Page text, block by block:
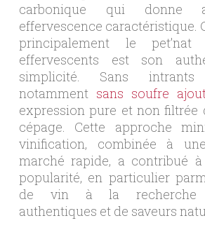
carbonique qui
effervescence caractéristique.
principalement le pet’nat
effervescents est son
simplicité. Sans intrants
notamment sans soufre
expression pure et non
cépage. Cette approche
vinification, combinée à
marché rapide, a contribué
popularité, en particulier
de vin à la recherche
authentiques et de saveurs